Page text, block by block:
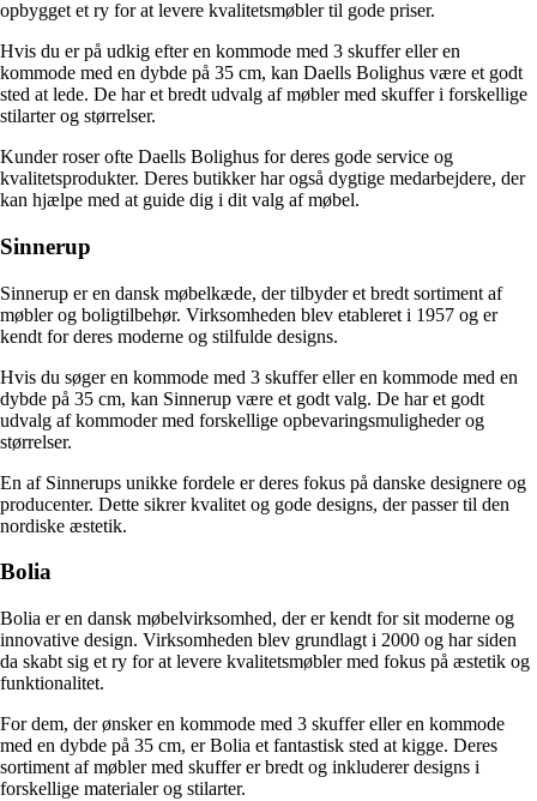
opbygget et ry for at levere kvalitetsmøbler til gode priser.
Hvis du er på udkig efter en kommode med 3 skuffer eller en
kommode med en dybde på 35 cm, kan Daells Bolighus være et godt
sted at lede. De har et bredt udvalg af møbler med skuffer i forskellige
stilarter og størrelser.
Kunder roser ofte Daells Bolighus for deres gode service og
kvalitetsprodukter. Deres butikker har også dygtige medarbejdere, der
kan hjælpe med at guide dig i dit valg af møbel.
Sinnerup
Sinnerup er en dansk møbelkæde, der tilbyder et bredt sortiment af
møbler og boligtilbehør. Virksomheden blev etableret i 1957 og er
kendt for deres moderne og stilfulde designs.
Hvis du søger en kommode med 3 skuffer eller en kommode med en
dybde på 35 cm, kan Sinnerup være et godt valg. De har et godt
udvalg af kommoder med forskellige opbevaringsmuligheder og
størrelser.
En af Sinnerups unikke fordele er deres fokus på danske designere og
producenter. Dette sikrer kvalitet og gode designs, der passer til den
nordiske æstetik.
Bolia
Bolia er en dansk møbelvirksomhed, der er kendt for sit moderne og
innovative design. Virksomheden blev grundlagt i 2000 og har siden
da skabt sig et ry for at levere kvalitetsmøbler med fokus på æstetik og
funktionalitet.
For dem, der ønsker en kommode med 3 skuffer eller en kommode
med en dybde på 35 cm, er Bolia et fantastisk sted at kigge. Deres
sortiment af møbler med skuffer er bredt og inkluderer designs i
forskellige materialer og stilarter.